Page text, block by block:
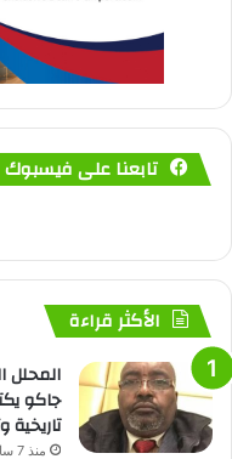
تابعنا على فيسبوك
الأكثر قراءة
المحلل
جاكو
منذ 7 ساعات